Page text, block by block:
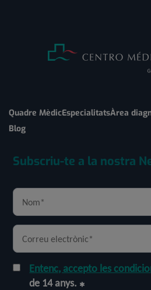
Quadre MèdicEspecialitatsÀrea
Blog
Subscriu-te a la nostra
Entenc, accepto les
de 14 anys.